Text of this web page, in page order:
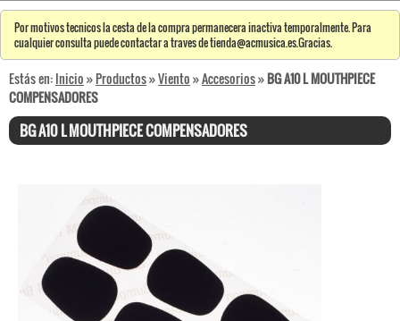
Por motivos tecnicos la cesta de la compra permanecera inactiva temporalmente. Para
cualquier consulta puede contactar a traves de tienda@acmusica.es.Gracias.
Estás en:Inicio»Productos»Viento»Accesorios»BG A10 L MOUTHPIECE
COMPENSADORES
BG A10 L MOUTHPIECE COMPENSADORES